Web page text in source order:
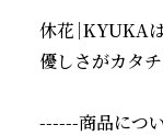
休花｜KYUKA
優しさがカタ
------商品につ